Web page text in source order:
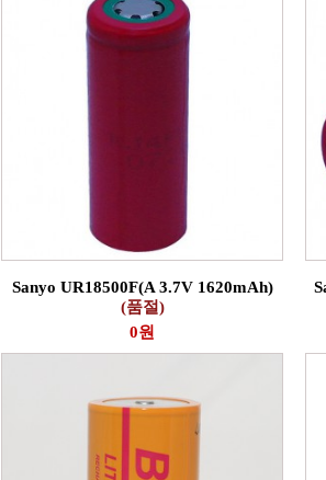
Sanyo UR18500F(A 3.7V 1620mAh)
(품절)
0원